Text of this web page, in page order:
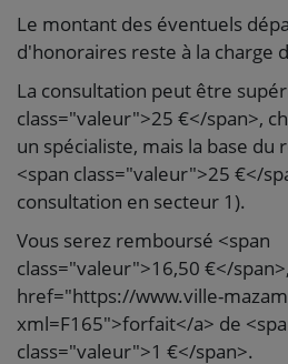
Le montant des éventuels
d'honoraires reste à la charge
La consultation peut être
class="valeur">25 €</span>,
un spécialiste, mais la base
<span class="valeur">25 €</
consultation en secteur 1).
Vous serez remboursé <span
class="valeur">16,50 €</
href="https://www.ville-
xml=F165">forfait</a> de
class="valeur">1 €</span>.